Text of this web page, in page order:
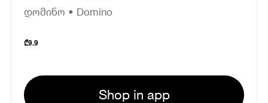
დომინო • Domino
₾9.9
Shop in app